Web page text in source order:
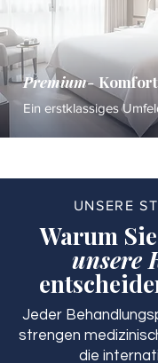
Premium-Komfort
Ein erstklassiges
UNSERE
Warum
unsere
Jeder
strengen
die